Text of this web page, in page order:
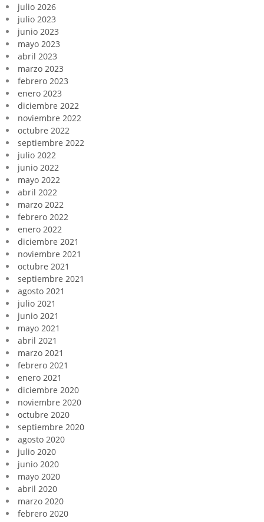
julio 2026
julio 2023
junio 2023
mayo 2023
abril 2023
marzo 2023
febrero 2023
enero 2023
diciembre 2022
noviembre 2022
octubre 2022
septiembre 2022
julio 2022
junio 2022
mayo 2022
abril 2022
marzo 2022
febrero 2022
enero 2022
diciembre 2021
noviembre 2021
octubre 2021
septiembre 2021
agosto 2021
julio 2021
junio 2021
mayo 2021
abril 2021
marzo 2021
febrero 2021
enero 2021
diciembre 2020
noviembre 2020
octubre 2020
septiembre 2020
agosto 2020
julio 2020
junio 2020
mayo 2020
abril 2020
marzo 2020
febrero 2020